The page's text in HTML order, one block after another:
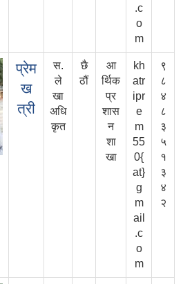
.c
o
m
प्रेम
ख
त्री
स.
ले
खा
अधि
कृत
छै
ठौं
आ
र्थिक
प्र
शास
न
शा
खा
kh
atr
ipr
e
m
55
0{
at}
g
m
ail
.c
o
m
९
८
४
८
३
५
१
३
४
२